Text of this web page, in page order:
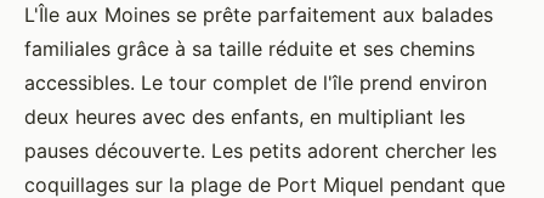
L'Île aux Moines se prête parfaitement aux balades
familiales grâce à sa taille réduite et ses chemins
accessibles. Le tour complet de l'île prend environ
deux heures avec des enfants, en multipliant les
pauses découverte. Les petits adorent chercher les
coquillages sur la plage de Port Miquel pendant que